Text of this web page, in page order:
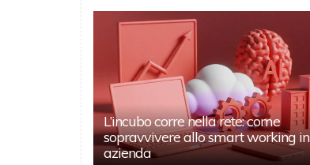
L’incubo corre nella rete: come
sopravvivere allo smart working in
azienda